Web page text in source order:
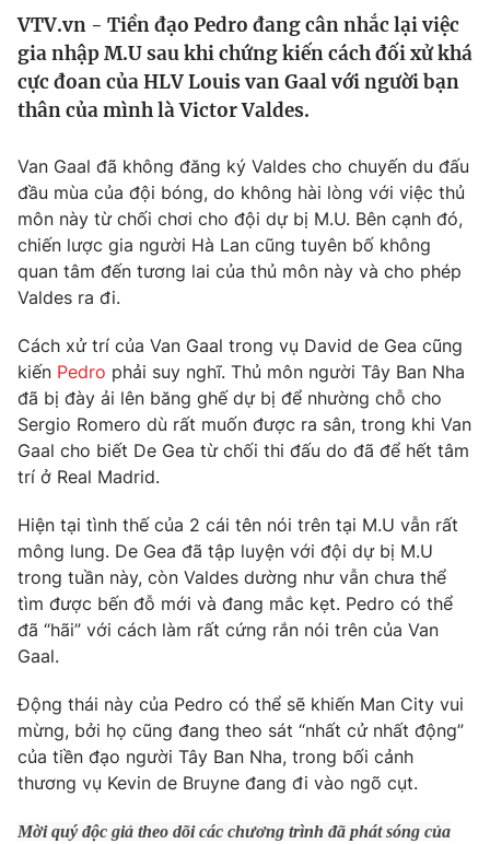
Y tế
Thế giới
Thế giới đó đây
Câu chuyện quốc tế
Kinh tế
Tài chính
Thị trường
Góc doanh nghiệp
Dữ liệu và đời sống
Truyền hình
Phim VTV
Hậu trường
Nhân vật
Khán giả
Giải sao mai
Giải trí
Điện ảnh
Âm nhạc
Sao
Đời sống
Du lịch
Chất lượng cuộc sống
Giáo dục
Tuyển sinh
Học trực tuyến
Công nghệ
Hitech Công nghệ tương lai
Sản phẩm
Tư vấn
Giao lưu trực tuyến
Chuyên mục khác
Emagazine Podcast
Giáo dục
VTV.vn - Tiền đạo Pedro đang cân nhắc lại việc
gia nhập M.U sau khi chứng kiến cách đối xử khá
cực đoan của HLV Louis van Gaal với người bạn
thân của mình là Victor Valdes.
Van Gaal đã không đăng ký Valdes cho chuyến du đấu
đầu mùa của đội bóng, do không hài lòng với việc thủ
môn này từ chối chơi cho đội dự bị M.U. Bên cạnh đó,
chiến lược gia người Hà Lan cũng tuyên bố không
quan tâm đến tương lai của thủ môn này và cho phép
Valdes ra đi.
Cách xử trí của Van Gaal trong vụ David de Gea cũng
kiến Pedro phải suy nghĩ. Thủ môn người Tây Ban Nha
đã bị đày ải lên băng ghế dự bị để nhường chỗ cho
Sergio Romero dù rất muốn được ra sân, trong khi Van
Gaal cho biết De Gea từ chối thi đấu do đã để hết tâm
trí ở Real Madrid.
Hiện tại tình thế của 2 cái tên nói trên tại M.U vẫn rất
mông lung. De Gea đã tập luyện với đội dự bị M.U
trong tuần này, còn Valdes dường như vẫn chưa thể
tìm được bến đỗ mới và đang mắc kẹt. Pedro có thể
đã “hãi” với cách làm rất cứng rắn nói trên của Van
Gaal.
Động thái này của Pedro có thể sẽ khiến Man City vui
mừng, bởi họ cũng đang theo sát “nhất cử nhất động”
của tiền đạo người Tây Ban Nha, trong bối cảnh
thương vụ Kevin de Bruyne đang đi vào ngõ cụt.
Mời quý độc giả theo dõi các chương trình đã phát sóng của